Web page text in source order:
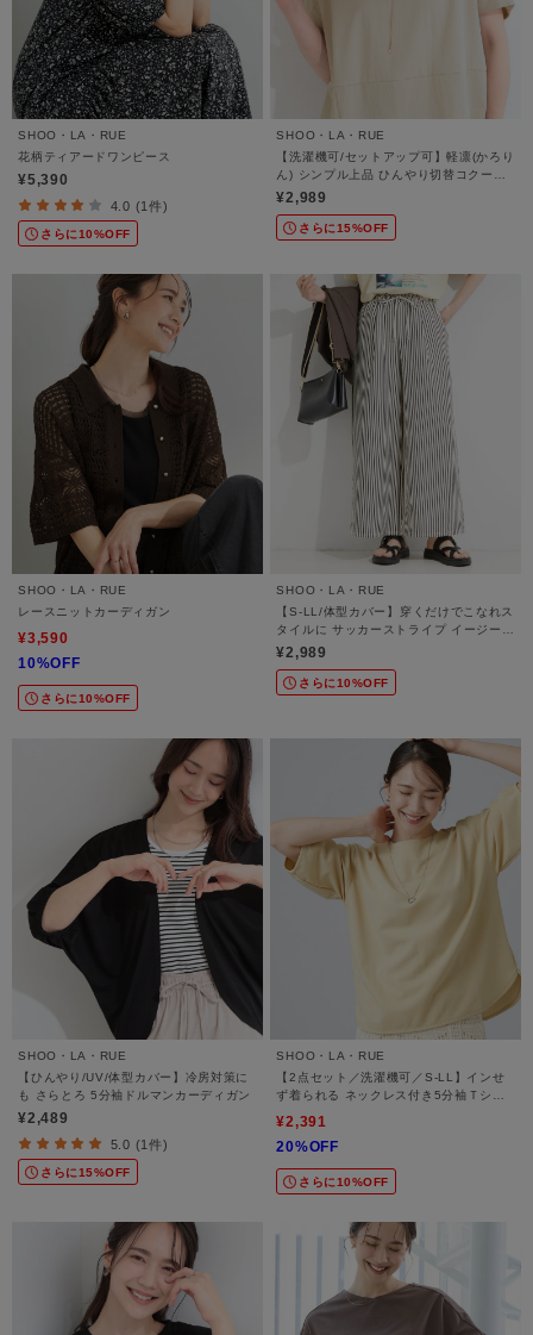
SHOO・LA・RUE
花柄ティアードワンピース
¥5,390
4.0 (1件)
さらに10%OFF
SHOO・LA・RUE
【洗濯機可/セットアップ可】軽凛(かろり
ん) シンプル上品 ひんやり切替コクーン
トップス
¥2,989
さらに15%OFF
SHOO・LA・RUE
レースニットカーディガン
¥3,590
10%OFF
さらに10%OFF
SHOO・LA・RUE
【S-LL/体型カバー】穿くだけでこなれス
タイルに サッカーストライプ イージーワ
イドパンツ
¥2,989
さらに10%OFF
SHOO・LA・RUE
【ひんやり/UV/体型カバー】冷房対策に
も さらとろ 5分袖ドルマンカーディガン
¥2,489
5.0 (1件)
さらに15%OFF
SHOO・LA・RUE
【2点セット／洗濯機可／S-LL】インせ
ず着られる ネックレス付き5分袖Ｔシャ
¥2,391
20%OFF
さらに10%OFF